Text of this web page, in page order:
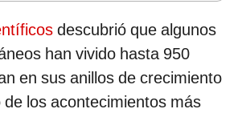
descubrió que algunos
han vivido hasta 950
en sus anillos de crecimiento
de los acontecimientos más